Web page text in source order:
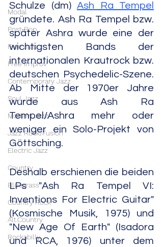
Modal
Post Bop
Free Jazz
Free Improv
Contemporary Jazz
Soul Jazz
Modern Jazz
Jazz Rock/Fusion
Electric Jazz
Country
Bluegrass
Country Rock
Alt.Country
Rockabilly
Schulze (dm) Ash Ra Tempel
gründete. Ash Ra Tempel bzw.
später Ashra wurde eine der
wichtigsten Bands der
internationalen Krautrock bzw.
deutschen Psychedelic-Szene.
Ab Mitte der 1970er Jahre
wurde aus Ash Ra
Tempel/Ashra mehr oder
weniger ein Solo-Projekt von
Göttsching.
Deshalb erschienen die beiden
LPs "Ash Ra Tempel VI:
Inventions For Electric Guitar"
(Kosmische Musik, 1975) und
"New Age Of Earth" (Isadora
und RCA, 1976) unter dem